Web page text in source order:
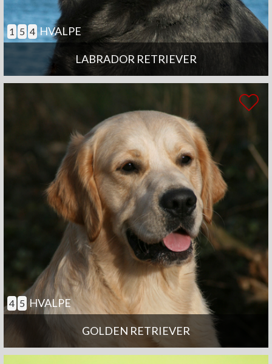
LABRADOR RETRIEVER
1 5 4 HVALPE
GOLDEN RETRIEVER
4 5 HVALPE